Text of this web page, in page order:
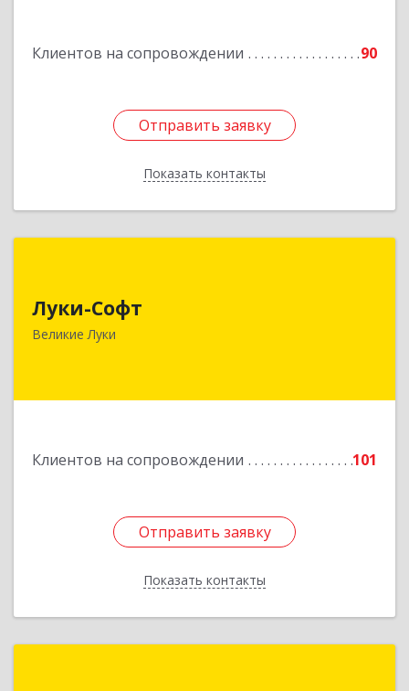
Клиентов на сопровождении 90
Отправить заявку
Показать контакты
Отправить заявку
Назад
Луки-Софт
Великие Луки
Клиентов на сопровождении 101
Отправить заявку
Показать контакты
182113, Псковская обл, Великие Луки г,
Отправить заявку
Назад